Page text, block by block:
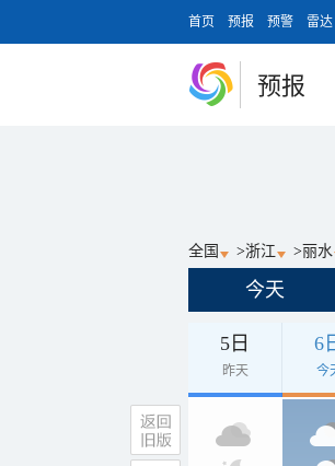
首页 预报 预警 雷达
预报
全国 >浙江 >丽水
今天
5日
昨天
6
今